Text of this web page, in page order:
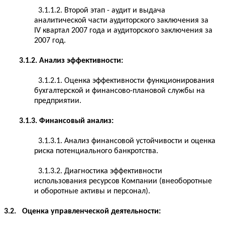
3.1.1.2. Второй этап - аудит и выдача
аналитической части аудиторского заключения за
IV квартал 2007 года и аудиторского заключения за
2007 год.
3.1.2. Анализ эффективности:
3.1.2.1. Оценка эффективности функционирования
бухгалтерской и финансово-плановой службы на
предприятии.
3.1.3. Финансовый анализ:
3.1.3.1. Анализ финансовой устойчивости и оценка
риска потенциального банкротства.
3.1.3.2. Диагностика эффективности
использования ресурсов Компании (внеоборотные
и оборотные активы и персонал).
3.2. Оценка управленческой деятельности: